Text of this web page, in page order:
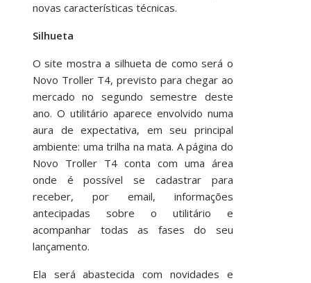
novas características técnicas.
Silhueta
O site mostra a silhueta de como será o
Novo Troller T4, previsto para chegar ao
mercado no segundo semestre deste
ano. O utilitário aparece envolvido numa
aura de expectativa, em seu principal
ambiente: uma trilha na mata. A página do
Novo Troller T4 conta com uma área
onde é possível se cadastrar para
receber, por email, informações
antecipadas sobre o utilitário e
acompanhar todas as fases do seu
lançamento.
Ela será abastecida com novidades e